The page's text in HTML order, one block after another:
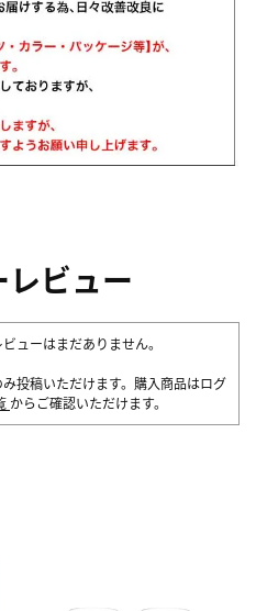
ビュー
ューはまだありません。
投稿いただけます。購入商品はログ
からご確認いただけます。